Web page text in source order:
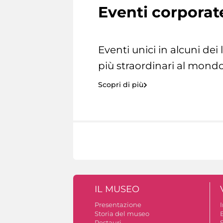
Eventi
Eventi unici in alcuni dei
più straordinari al
Scopri di più
IL MUSEO
Presentazione
Storia del museo